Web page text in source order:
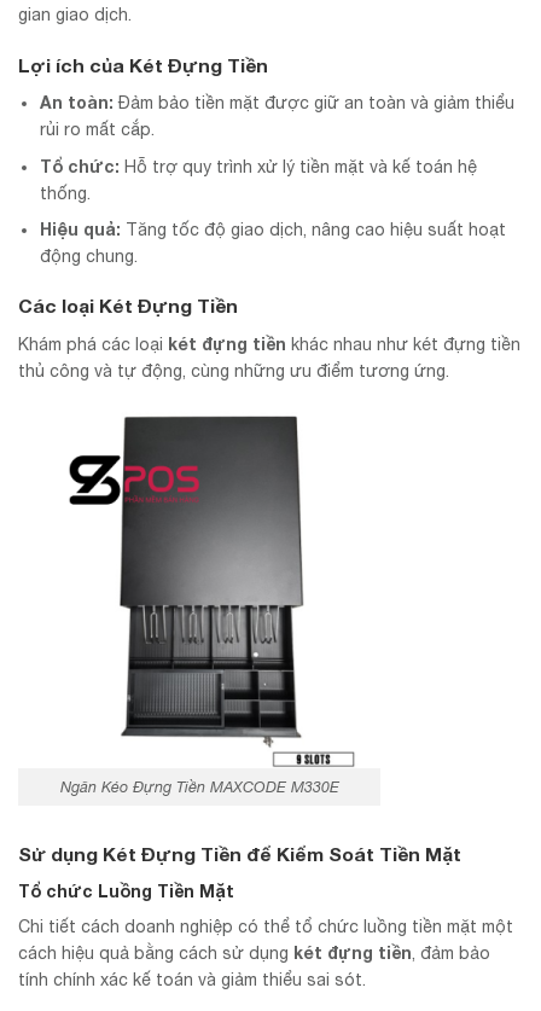
gian giao dịch.
Lợi ích của Két Đựng Tiền
An toàn: Đảm bảo tiền mặt được giữ an toàn và giảm thiểu
rủi ro mất cắp.
Tổ chức: Hỗ trợ quy trình xử lý tiền mặt và kế toán hệ
thống.
Hiệu quả: Tăng tốc độ giao dịch, nâng cao hiệu suất hoạt
động chung.
Các loại Két Đựng Tiền
Khám phá các loại két đựng tiền khác nhau như két đựng tiền
thủ công và tự động, cùng những ưu điểm tương ứng.
Ngăn Kéo Đựng Tiền MAXCODE M330E
Sử dụng Két Đựng Tiền để Kiểm Soát Tiền Mặt
Tổ chức Luồng Tiền Mặt
Chi tiết cách doanh nghiệp có thể tổ chức luồng tiền mặt một
cách hiệu quả bằng cách sử dụng két đựng tiền, đảm bảo
tính chính xác kế toán và giảm thiểu sai sót.